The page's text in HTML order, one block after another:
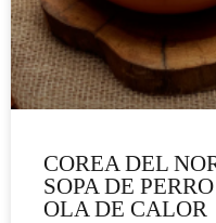
COREA DEL
SOPA DE
OLA DE CALOR